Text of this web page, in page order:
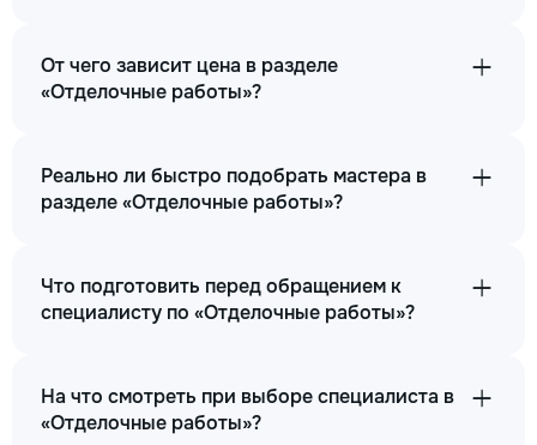
От чего зависит цена в разделе
«Отделочные работы»?
Реально ли быстро подобрать мастера в
разделе «Отделочные работы»?
Что подготовить перед обращением к
специалисту по «Отделочные работы»?
На что смотреть при выборе специалиста в
«Отделочные работы»?